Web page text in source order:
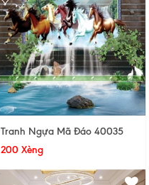
Tranh Ngựa Mã Đáo 40035
200 Xèng